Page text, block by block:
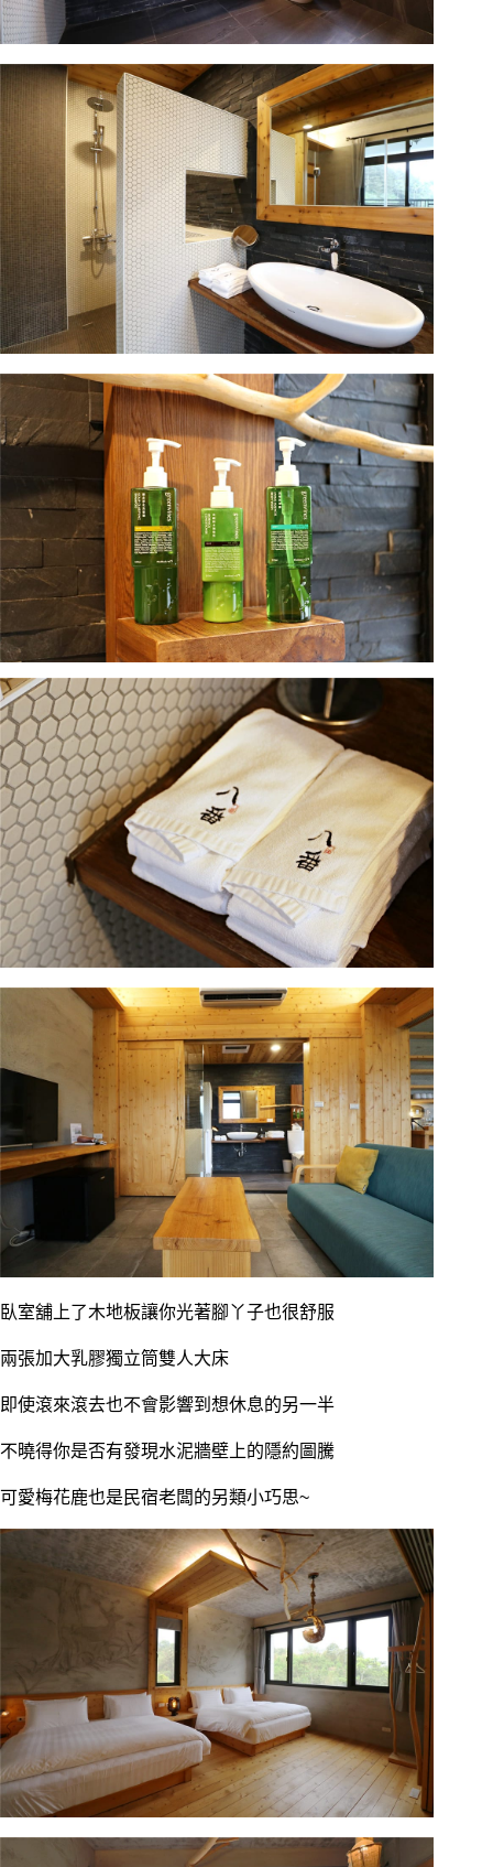
臥室舖上了木地板讓你光著腳丫子也很舒服
兩張加大乳膠獨立筒雙人大床
即使滾來滾去也不會影響到想休息的另一半
不曉得你是否有發現水泥牆壁上的隱約圖騰
可愛梅花鹿也是民宿老闆的另類小巧思~